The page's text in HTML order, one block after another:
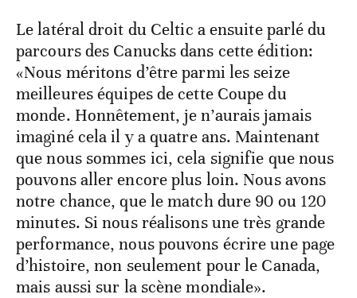
Le latéral droit du Celtic a ensuite parlé du
parcours des Canucks dans cette édition:
«Nous méritons d’être parmi les seize
meilleures équipes de cette Coupe du
monde. Honnêtement, je n’aurais jamais
imaginé cela il y a quatre ans. Maintenant
que nous sommes ici, cela signifie que nous
pouvons aller encore plus loin. Nous avons
notre chance, que le match dure 90 ou 120
minutes. Si nous réalisons une très grande
performance, nous pouvons écrire une page
d’histoire, non seulement pour le Canada,
mais aussi sur la scène mondiale».